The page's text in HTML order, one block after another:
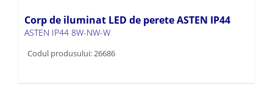
Corp de iluminat LED de perete ASTEN IP44
ASTEN IP44 8W-NW-W
Codul produsului: 26686